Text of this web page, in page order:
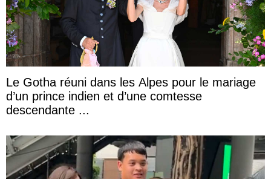
Le Gotha réuni dans les Alpes pour le mariage
d’un prince indien et d’une comtesse
descendante ...